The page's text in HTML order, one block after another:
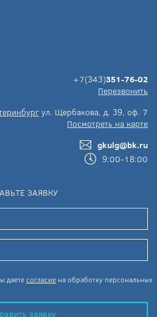
+7(343)351-76-02
Перезвонить
ул. Щербакова, д. 39, оф. 7
Посмотреть на карте
gkulg@bk.ru
9:00-18:00
ЗАЯВКУ
даетесогласие на обработку персональных
заявку